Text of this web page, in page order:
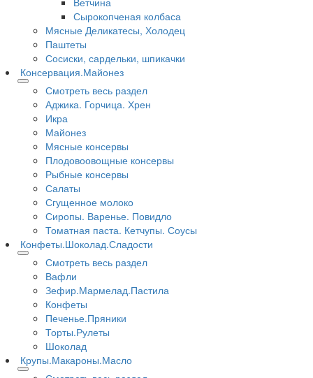
Сырокопченая колбаса
Мясные Деликатесы, Холодец
Паштеты
Сосиски, сардельки, шпикачки
Консервация.Майонез
Смотреть весь раздел
Аджика. Горчица. Хрен
Икра
Майонез
Мясные консервы
Плодовоовощные консервы
Рыбные консервы
Салаты
Сгущенное молоко
Сиропы. Варенье. Повидло
Томатная паста. Кетчупы. Соусы
Конфеты.Шоколад.Сладости
Смотреть весь раздел
Вафли
Зефир.Мармелад.Пастила
Конфеты
Печенье.Пряники
Торты.Рулеты
Шоколад
Крупы.Макароны.Масло